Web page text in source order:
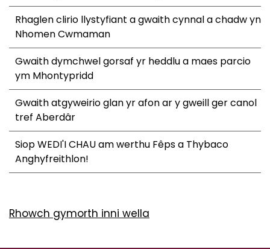
Rhaglen clirio llystyfiant a gwaith cynnal a chadw yn
Nhomen Cwmaman
Gwaith dymchwel gorsaf yr heddlu a maes parcio
ym Mhontypridd
Gwaith atgyweirio glan yr afon ar y gweill ger canol
tref Aberdâr
Siop WEDI'I CHAU am werthu Fêps a Thybaco
Anghyfreithlon!
Rhowch gymorth inni wella